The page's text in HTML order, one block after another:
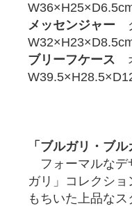
メッセンジャー
ブリーフケース
「ブルガリ・ブル
フォーマルなデ
ガリ」コレクシ
もちいた上品な